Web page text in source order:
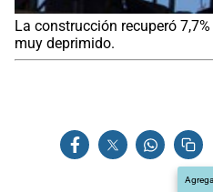
La construcción recuperó
muy deprimido.